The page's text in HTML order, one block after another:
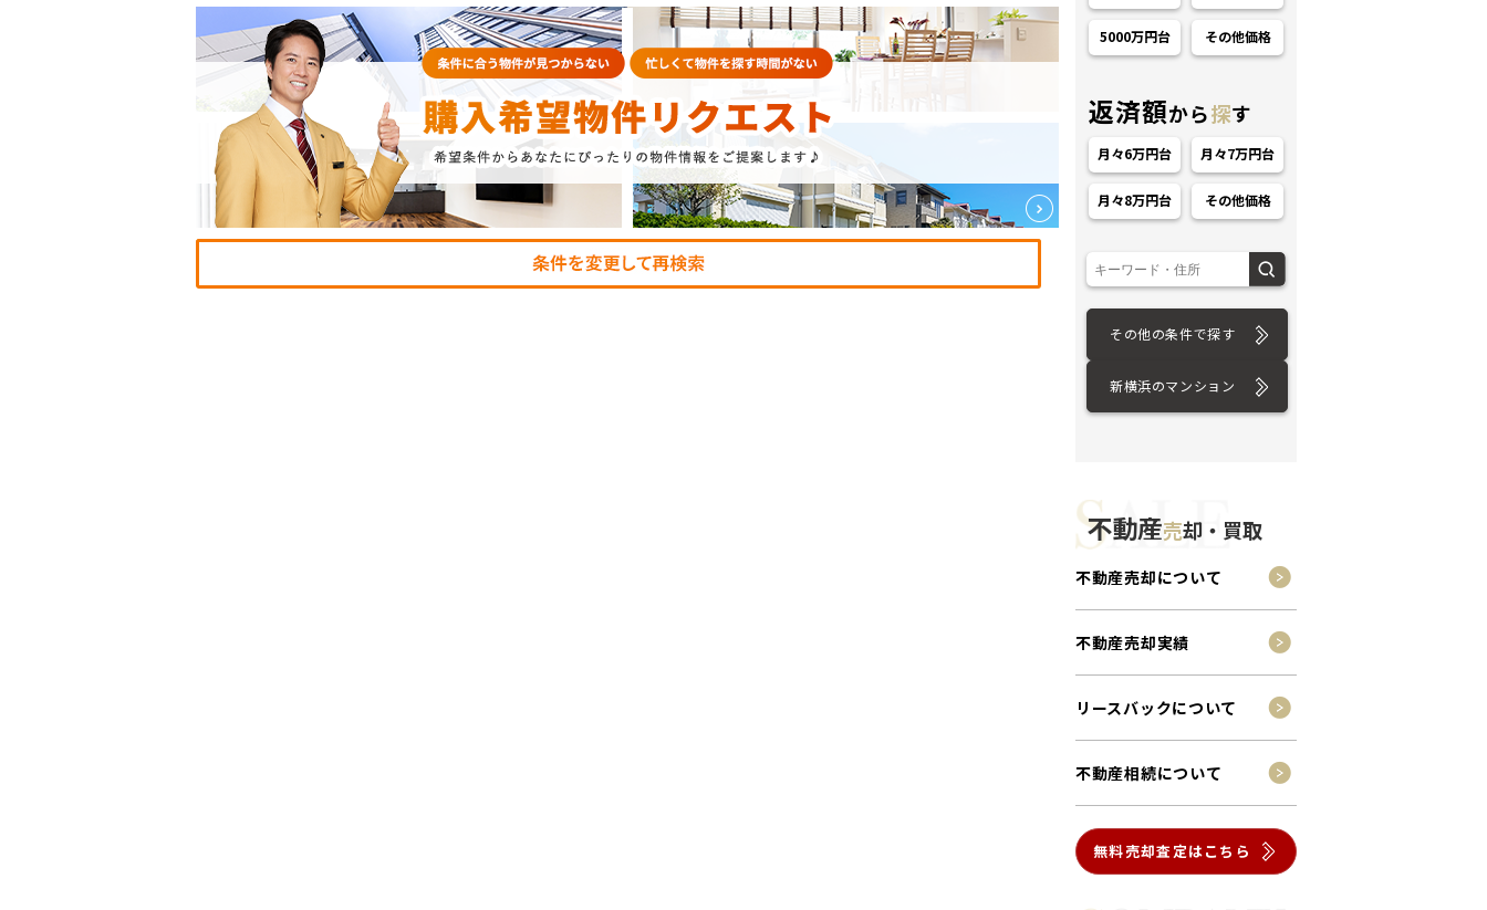
TOP
トップページ
SEARCH
新横浜のマンション
BUY
買いたい
SALE
売りたい
5000万円台 その他価格
返済額から探す
月々6万円台 月々7万円台
月々8万円台 その他価格
その他の条件で探す
新横浜のマンション
不動産売却・買取
不動産売却について
不動産売却実績
リースバックについて
不動産相続について
無料売却査定はこちら